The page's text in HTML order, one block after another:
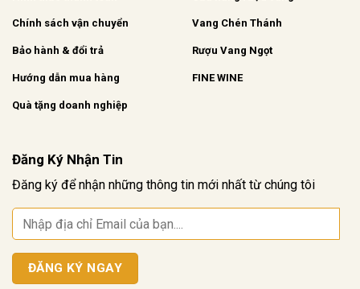
Chính sách vận chuyển
Bảo hành & đổi trả
Hướng dẫn mua hàng
Quà tặng doanh nghiệp
Vang Chén Thánh
Rượu Vang Ngọt
FINE WINE
Đăng Ký Nhận Tin
Đăng ký để nhận những thông tin mới nhất từ chúng tôi